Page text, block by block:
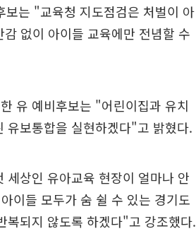
는 "교육청 지도점검은 처벌이 아
없이 아이들 교육에만 전념할 수
유 예비후보는 "어린이집과 유치
유보통합을 실현하겠다"고 밝혔다.
상인 유아교육 현장이 얼마나 안
이들 모두가 숨 쉴 수 있는 경기도
복되지 않도록 하겠다"고 강조했다.